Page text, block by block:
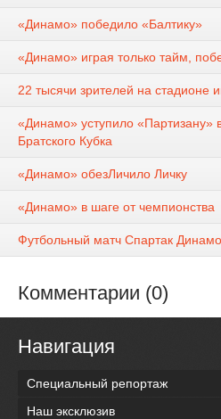
«Динамо» победило «Балтику»
«Динамо» играя только тайм,
22 тысячи зрителей на стадионе
«Динамо» уступило «Партизану»
Братского Кубка
«Динамо» обезЛичило Личку
«Динамо» в шаге от чемпионства
Футбольный матч Спартак Динамо
Комментарии (0)
Навигация
Специальный репортаж
Наш эксклюзив